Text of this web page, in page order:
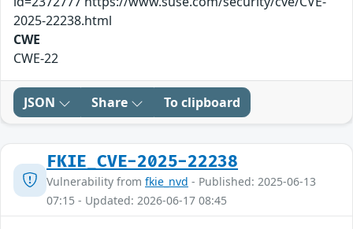
2025-22238.html
CWE
CWE-22
JSON Share To clipboard
FKIE_CVE-2025-22238
Vulnerability from fkie_nvd - Published: 2025-06-13
07:15 - Updated: 2026-06-17 08:45